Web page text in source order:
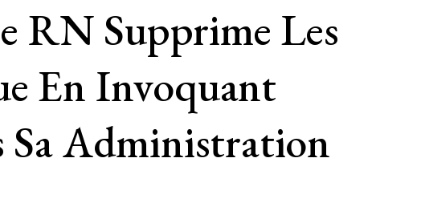
RN Supprime Les
En Invoquant
Sa Administration